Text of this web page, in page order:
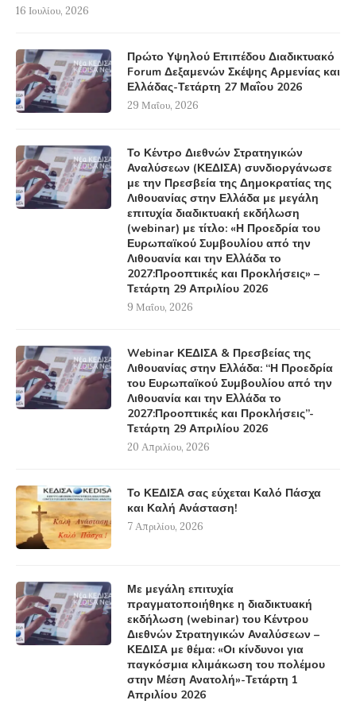
16 Ιουλίου, 2026
Πρώτο Υψηλού Επιπέδου Διαδικτυακό
Forum Δεξαμενών Σκέψης Αρμενίας και
Ελλάδας-Τετάρτη 27 Μαΐου 2026
29 Μαΐου, 2026
Το Κέντρο Διεθνών Στρατηγικών
Αναλύσεων (ΚΕΔΙΣΑ) συνδιοργάνωσε
με την Πρεσβεία της Δημοκρατίας της
Λιθουανίας στην Ελλάδα με μεγάλη
επιτυχία διαδικτυακή εκδήλωση
(webinar) με τίτλο: «Η Προεδρία του
Ευρωπαϊκού Συμβουλίου από την
Λιθουανία και την Ελλάδα το
2027:Προοπτικές και Προκλήσεις» –
Τετάρτη 29 Απριλίου 2026
9 Μαΐου, 2026
Webinar ΚΕΔΙΣΑ & Πρεσβείας της
Λιθουανίας στην Ελλάδα: “Η Προεδρία
του Ευρωπαϊκού Συμβουλίου από την
Λιθουανία και την Ελλάδα το
2027:Προοπτικές και Προκλήσεις”-
Τετάρτη 29 Απριλίου 2026
20 Απριλίου, 2026
Το ΚΕΔΙΣΑ σας εύχεται Καλό Πάσχα
και Καλή Ανάσταση!
7 Απριλίου, 2026
Με μεγάλη επιτυχία
πραγματοποιήθηκε η διαδικτυακή
εκδήλωση (webinar) του Κέντρου
Διεθνών Στρατηγικών Αναλύσεων –
ΚΕΔΙΣΑ με θέμα: «Οι κίνδυνοι για
παγκόσμια κλιμάκωση του πολέμου
στην Μέση Ανατολή»-Τετάρτη 1
Απριλίου 2026